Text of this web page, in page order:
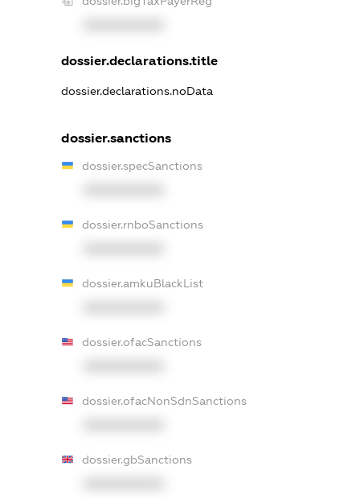
dossier.declarations.title
dossier.declarations.noData
dossier.sanctions
dossier.specSanctions
dossier.rnboSanctions
dossier.amkuBlackList
dossier.ofacSanctions
dossier.ofacNonSdnSanctions
dossier.gbSanctions